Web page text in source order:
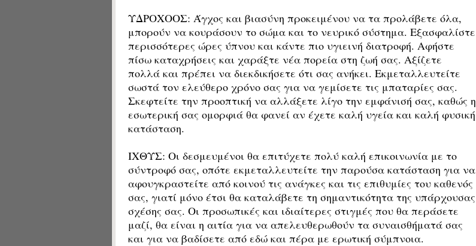
ΥΔΡΟΧΟΟΣ: Άγχος και βιασύνη προκειμένου να τα προλάβετε όλα,
μπορούν να κουράσουν το σώμα και το νευρικό σύστημα. Εξασφαλίστε
περισσότερες ώρες ύπνου και κάντε πιο υγιεινή διατροφή. Αφήστε
πίσω καταχρήσεις και χαράξτε νέα πορεία στη ζωή σας. Αξίζετε
πολλά και πρέπει να διεκδικήσετε ότι σας ανήκει. Εκμεταλλευτείτε
σωστά τον ελεύθερο χρόνο σας για να γεμίσετε τις μπαταρίες σας.
Σκεφτείτε την προοπτική να αλλάξετε λίγο την εμφάνισή σας, καθώς η
εσωτερική σας ομορφιά θα φανεί αν έχετε καλή υγεία και καλή φυσική
κατάσταση.
ΙΧΘΥΣ: Οι δεσμευμένοι θα επιτύχετε πολύ καλή επικοινωνία με το
σύντροφό σας, οπότε εκμεταλλευτείτε την παρούσα κατάσταση για να
αφουγκραστείτε από κοινού τις ανάγκες και τις επιθυμίες του καθενός
σας, γιατί μόνο έτσι θα καταλάβετε τη σημαντικότητα της υπάρχουσας
σχέσης σας. Οι προσωπικές και ιδιαίτερες στιγμές που θα περάσετε
μαζί, θα είναι η αιτία για να απελευθερωθούν τα συναισθήματά σας
και για να βαδίσετε από εδώ και πέρα με ερωτική σύμπνοια.